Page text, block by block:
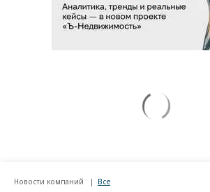
Новости компаний Все